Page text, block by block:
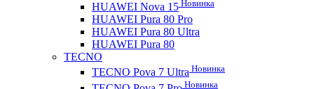
HUAWEI Nova 15 Новинка
HUAWEI Pura 80 Pro
HUAWEI Pura 80 Ultra
HUAWEI Pura 80
TECNO
TECNO Pova 7 Ultra Новинка
Новинка